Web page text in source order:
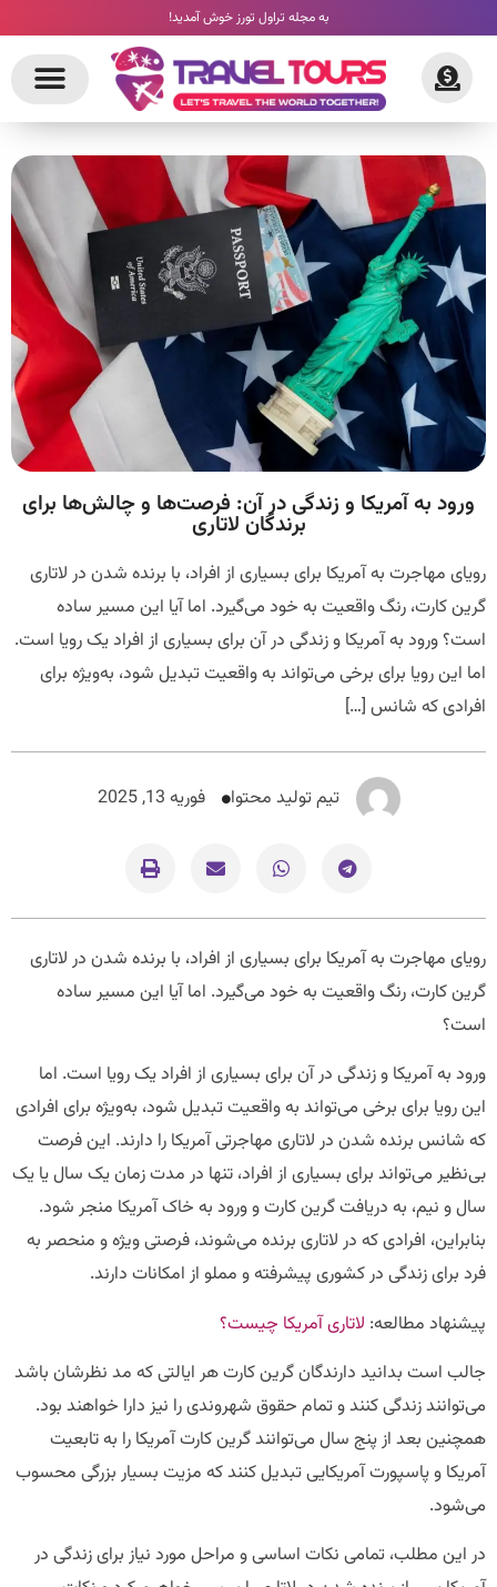
به مجله تراول تورز خوش آمدید!
ورود به آمریکا و زندگی در آن: فرصت‌ها و چالش‌ها برای
برندگان لاتاری
رویای مهاجرت به آمریکا برای بسیاری از افراد، با برنده شدن در لاتاری
گرین کارت، رنگ واقعیت به خود می‌گیرد. اما آیا این مسیر ساده
است؟ ورود به آمریکا و زندگی در آن برای بسیاری از افراد یک رویا است.
اما این رویا برای برخی می‌تواند به واقعیت تبدیل شود، به‌ویژه برای
افرادی که شانس […]
تیم تولید محتوا فوریه 13, 2025
رویای مهاجرت به آمریکا برای بسیاری از افراد، با برنده شدن در لاتاری
گرین کارت، رنگ واقعیت به خود می‌گیرد. اما آیا این مسیر ساده
است؟
ورود به آمریکا و زندگی در آن برای بسیاری از افراد یک رویا است. اما
این رویا برای برخی می‌تواند به واقعیت تبدیل شود، به‌ویژه برای افرادی
که شانس برنده شدن در لاتاری مهاجرتی آمریکا را دارند. این فرصت
بی‌نظیر می‌تواند برای بسیاری از افراد، تنها در مدت زمان یک سال یا یک
سال و نیم، به دریافت گرین کارت و ورود به خاک آمریکا منجر شود.
بنابراین، افرادی که در لاتاری برنده می‌شوند، فرصتی ویژه و منحصر به
فرد برای زندگی در کشوری پیشرفته و مملو از امکانات دارند.
پیشنهاد مطالعه: لاتاری آمریکا چیست؟
جالب است بدانید دارندگان گرین کارت هر ایالتی که مد نظرشان باشد
می‌توانند زندگی کنند و تمام حقوق شهروندی را نیز دارا خواهند بود.
همچنین بعد از پنج سال می‌توانند گرین کارت آمریکا را به تابعیت
آمریکا و پاسپورت آمریکایی تبدیل کنند که مزیت بسیار بزرگی محسوب
می‌شود.
در این مطلب، تمامی نکات اساسی و مراحل مورد نیاز برای زندگی در